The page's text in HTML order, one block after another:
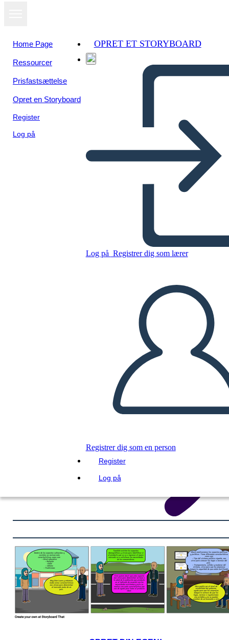
Home Page
Ressourcer
Prisfastsættelse
Opret en Storyboard
Register
Log på
OPRET ET STORYBOARD
Log på Registrer dig som lærer
Registrer dig som en person
Register
Log på
Kopier dette storyboard
AFSPIL DIASSHOW
LÆS FOR MIG
Se som
diasshow